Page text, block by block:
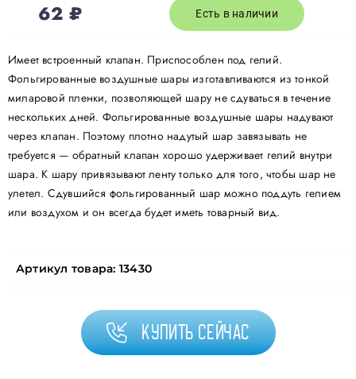
62 ₽ Есть в наличии
Имеет встроенный клапан. Приспособлен под гелий.
Фольгированные воздушные шары изготавливаются из тонкой
миларовой пленки, позволяющей шару не сдуваться в течение
нескольких дней. Фольгированные воздушные шары надувают
через клапан. Поэтому плотно надутый шар завязывать не
требуется — обратный клапан хорошо удерживает гелий внутри
шара. К шару привязывают ленту только для того, чтобы шар не
улетел. Сдувшийся фольгированный шар можно поддуть гелием
или воздухом и он всегда будет иметь товарный вид.
Артикул товара: 13430
Купить сейчас